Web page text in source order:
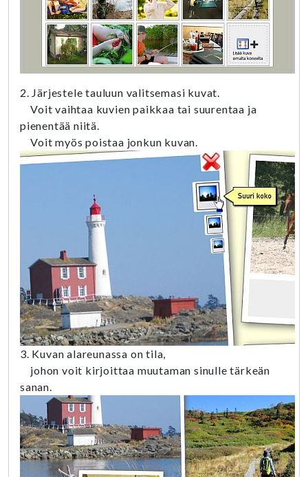
2. Järjestele tauluun valitsemasi kuvat.
Voit vaihtaa kuvien paikkaa tai suurentaa ja
pienentää niitä.
Voit myös poistaa jonkun kuvan.
3. Kuvan alareunassa on tila,
johon voit kirjoittaa muutaman sinulle tärkeän
sanan.